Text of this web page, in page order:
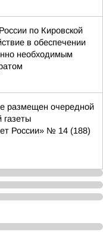
по Кировской
в обеспечении
необходимым
размещен очередной
газеты
России» № 14 (188)